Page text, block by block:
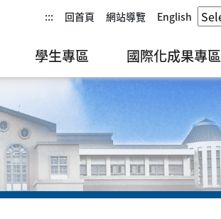
::: 回首頁 網站導覽 English
學生專區 國際化成果專區